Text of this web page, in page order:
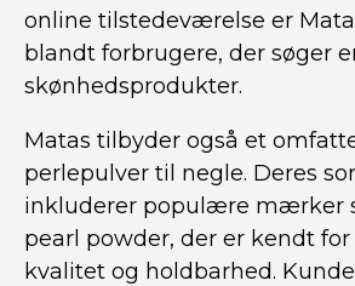
online tilstedeværelse er
blandt forbrugere, der søger
skønhedsprodukter.
Matas tilbyder også et
perlepulver til negle. Deres
inkluderer populære mærker
pearl powder, der er kendt for
kvalitet og holdbarhed.